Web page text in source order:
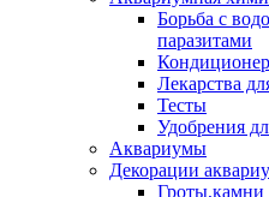
Борьба с
паразитами
Лекарства
Тесты
Удобрения
Аквариумы
Декорации
Гроты,камни